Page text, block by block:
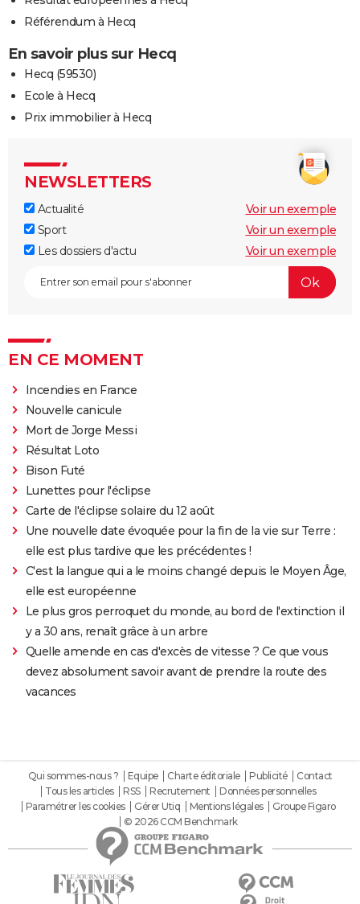
Référendum à Hecq
En savoir plus sur Hecq
Hecq (59530)
Ecole à Hecq
Prix immobilier à Hecq
NEWSLETTERS
Actualité
Voir un exemple
Sport
Voir un exemple
Les dossiers d'actu
Voir un exemple
EN CE MOMENT
Incendies en France
Nouvelle canicule
Mort de Jorge Messi
Résultat Loto
Bison Futé
Lunettes pour l'éclipse
Carte de l'éclipse solaire du 12 août
Une nouvelle date évoquée pour la fin de la vie sur Terre :
elle est plus tardive que les précédentes !
C'est la langue qui a le moins changé depuis le Moyen Âge,
elle est européenne
Le plus gros perroquet du monde, au bord de l'extinction il
y a 30 ans, renaît grâce à un arbre
Quelle amende en cas d'excès de vitesse ? Ce que vous
devez absolument savoir avant de prendre la route des
vacances
Qui sommes-nous ? Equipe Charte éditoriale Publicité
Contact
Tous les articles
RSS Recrutement
Données personnelles
Paramétrer les cookies
Gérer Utiq Mentions légales
Groupe Figaro
© 2026 CCM Benchmark